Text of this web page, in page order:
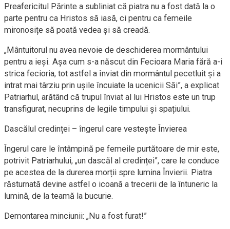
Preafericitul Părinte a subliniat că piatra nu a fost dată la o
parte pentru ca Hristos să iasă, ci pentru ca femeile
mironosițe să poată vedea și să creadă.
„Mântuitorul nu avea nevoie de deschiderea mormântului
pentru a ieși. Așa cum s-a născut din Fecioara Maria fără a-i
strica fecioria, tot astfel a înviat din mormântul pecetluit și a
intrat mai târziu prin ușile încuiate la ucenicii Săi”, a explicat
Patriarhul, arătând că trupul înviat al lui Hristos este un trup
transfigurat, necuprins de legile timpului și spațiului.
Dascălul credinței – îngerul care vestește Învierea
Îngerul care le întâmpină pe femeile purtătoare de mir este,
potrivit Patriarhului, „un dascăl al credinței”, care le conduce
pe acestea de la durerea morții spre lumina Învierii. Piatra
răsturnată devine astfel o icoană a trecerii de la întuneric la
lumină, de la teamă la bucurie.
Demontarea minciunii: „Nu a fost furat!”